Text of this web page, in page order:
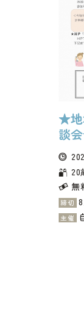
★地
談
20
無
締切
主催